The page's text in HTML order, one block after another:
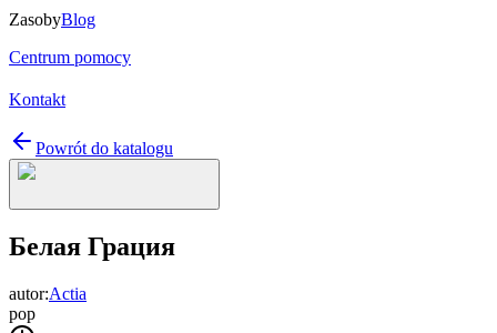
ZasobyBlog
Centrum pomocy
Kontakt
Powrót do katalogu
Белая Грация
autor:Actia
pop